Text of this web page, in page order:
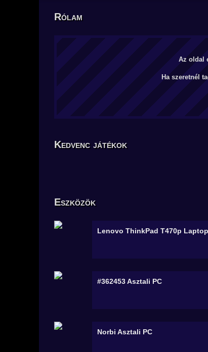
Rólam
Az oldal
Ha szeretnél
Kedvenc játékok
Eszközök
Lenovo ThinkPad T470p Laptop
#362453Asztali PC
Norbi Asztali PC